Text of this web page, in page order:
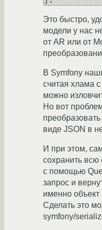
Это быстро,
модели у нас
от AR или от
В Symfony
считая хлама
можно
Но вот
виде JSON в
И при этом,
сохранить всю
с помощью
запрос и
именно объект
Сделать это
symfony/